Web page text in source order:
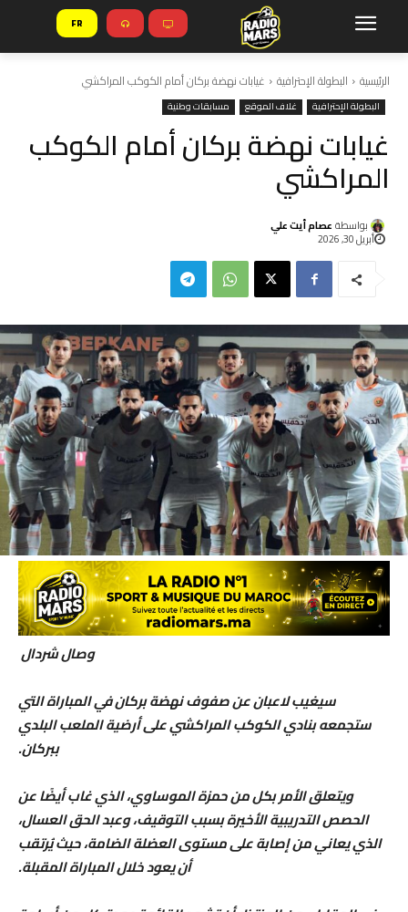
FR
الرئيسية البطولة الإحترافية غيابات نهضة بركان أمام الكوكب المراكشي
البطولة الإحترافية غلاف الموقع مسابقات وطنية
غيابات نهضة بركان أمام الكوكب
المراكشي
بواسطة عصام أيت علي
أبريل 30, 2026
وصال شردال
سيغيب لاعبان عن صفوف نهضة بركان في المباراة التي
ستجمعه بنادي الكوكب المراكشي على أرضية الملعب البلدي
ببركان.
ويتعلق الأمر بكل من حمزة الموساوي، الذي غاب أيضًا عن
الحصص التدريبية الأخيرة بسبب التوقيف، وعبد الحق العسال،
الذي يعاني من إصابة على مستوى العضلة الضامة، حيث يُرتقب
أن يعود خلال المباراة المقبلة.